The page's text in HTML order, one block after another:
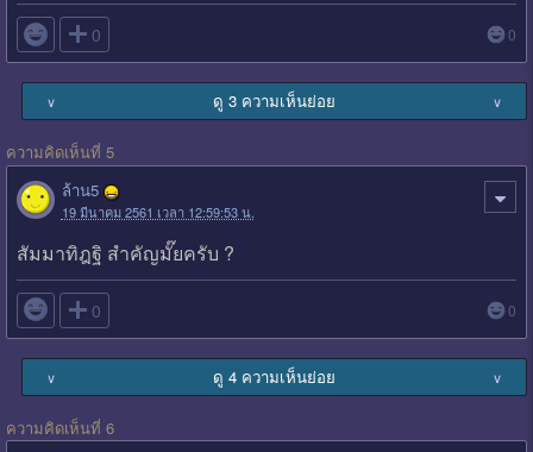
 0 0
∨ ดู 3 ความเห็นย่อย ∨
ความคิดเห็นที่ 5
ล้าน5
19 มีนาคม 2561 เวลา 12:59:53 น.
สัมมาทิฎฐิ สำคัญมั๊ยครับ ?
 0 0
∨ ดู 4 ความเห็นย่อย ∨
ความคิดเห็นที่ 6